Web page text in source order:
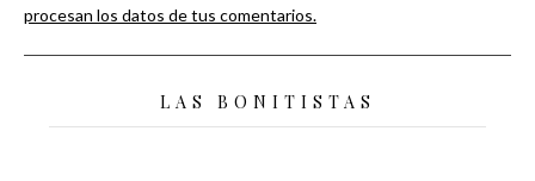
procesan los datos de tus comentarios.
LAS BONITISTAS